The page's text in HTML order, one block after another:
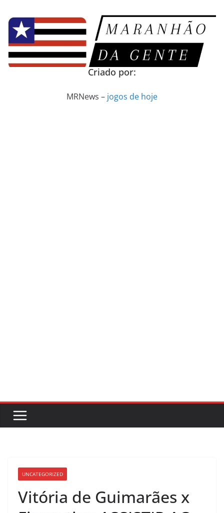
para
conteúdo
Criado por:
MRNews – jogos de hoje
UNCATEGORIZED
Vitória de Guimarães x